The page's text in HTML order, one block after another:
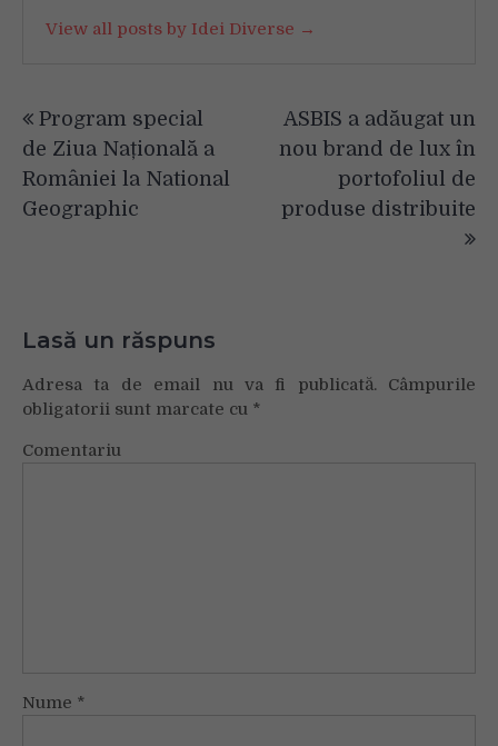
View all posts by Idei Diverse →
în
articole
Program special
de Ziua Națională a
României la National
Geographic
ASBIS a adăugat un
nou brand de lux în
portofoliul de
produse distribuite
Lasă un răspuns
Adresa ta de email nu va fi publicată. Câmpurile
obligatorii sunt marcate cu *
Comentariu
Nume *